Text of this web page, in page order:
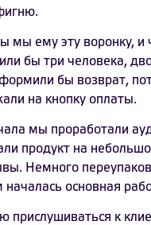
мы ему эту воронку, и
бы три человека,
бы возврат,
на кнопку оплаты.
мы проработали
продукт на
Немного
началась основная
прислушиваться к